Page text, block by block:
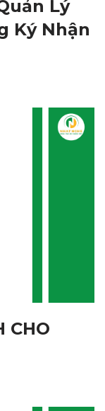
Lý
Ký Nhận
CHO